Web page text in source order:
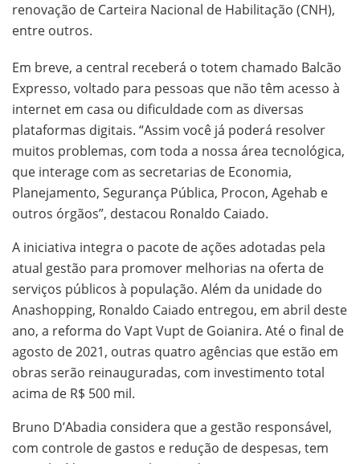
renovação de Carteira Nacional de Habilitação (CNH),
entre outros.
Em breve, a central receberá o totem chamado Balcão
Expresso, voltado para pessoas que não têm acesso à
internet em casa ou dificuldade com as diversas
plataformas digitais. “Assim você já poderá resolver
muitos problemas, com toda a nossa área tecnológica,
que interage com as secretarias de Economia,
Planejamento, Segurança Pública, Procon, Agehab e
outros órgãos”, destacou Ronaldo Caiado.
A iniciativa integra o pacote de ações adotadas pela
atual gestão para promover melhorias na oferta de
serviços públicos à população. Além da unidade do
Anashopping, Ronaldo Caiado entregou, em abril deste
ano, a reforma do Vapt Vupt de Goianira. Até o final de
agosto de 2021, outras quatro agências que estão em
obras serão reinauguradas, com investimento total
acima de R$ 500 mil.
Bruno D’Abadia considera que a gestão responsável,
com controle de gastos e redução de despesas, tem